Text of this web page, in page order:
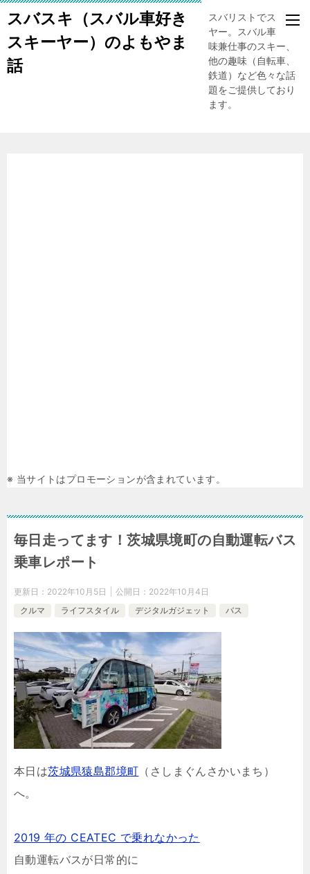
スバスキ（スバル車好き
スキーヤー）のよもやま
話
スバリストでスキー
ヤー。スバル車、趣
味兼仕事のスキー、
他の趣味（自転車、
鉄道）など色々な話
題をご提供しており
ます。
※ 当サイトはプロモーションが含まれています。
毎日走ってます！茨城県境町の自動運転バス
乗車レポート
更新日： 2022年10月5日 公開日： 2022年10月4日
クルマ
ライフスタイル デジタルガジェット バス
本日は茨城県猿島郡境町 （さしまぐんさかいまち）
へ。
2019 年の CEATEC で乗れなかった
自動運転バスが日常的に